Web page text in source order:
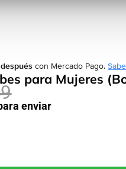
con Mercado Pago.
para Mujeres
enviar